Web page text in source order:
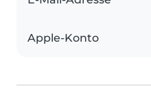
Apple-Konto